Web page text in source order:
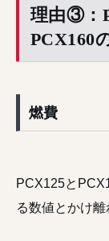
理由③：
PCX160
燃費
PCX125と
る数値とかけ離